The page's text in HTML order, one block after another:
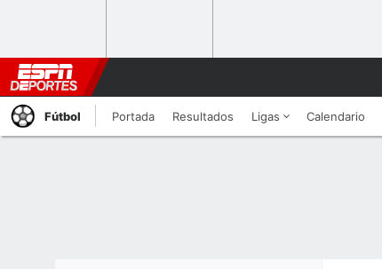
Fútbol Portada Resultados Ligas Calendario